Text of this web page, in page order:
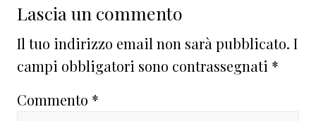
Lascia un commento
Il tuo indirizzo email non sarà pubblicato. I
campi obbligatori sono contrassegnati *
Commento *